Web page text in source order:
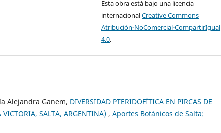
Esta obra está bajo una licencia
internacionalCreative Commons
Atribución-NoComercial-CompartirIgual
4.0.
Alejandra Ganem, DIVERSIDAD PTERIDOFÍTICA EN PIRCAS DE
VICTORIA, SALTA, ARGENTINA) , Aportes Botánicos de Salta: